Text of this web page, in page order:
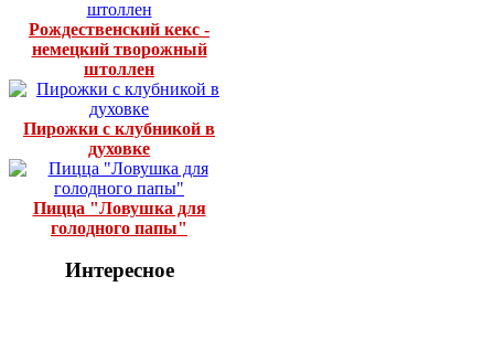
Рождественский кекс -
немецкий творожный
штоллен
Пирожки с клубникой в
духовке
Пицца "Ловушка для
голодного папы"
Интересное